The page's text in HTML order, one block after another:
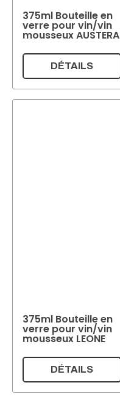
375ml Bouteille en
verre pour vin/vin
mousseux AUSTERA
DÉTAILS
375ml Bouteille en
verre pour vin/vin
mousseux LEONE
DÉTAILS